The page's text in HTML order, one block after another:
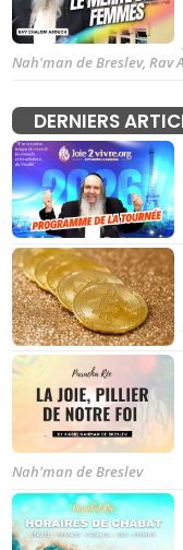
Nah'man de Breslev, Rav
DERNIERS
Nah'man de Breslev